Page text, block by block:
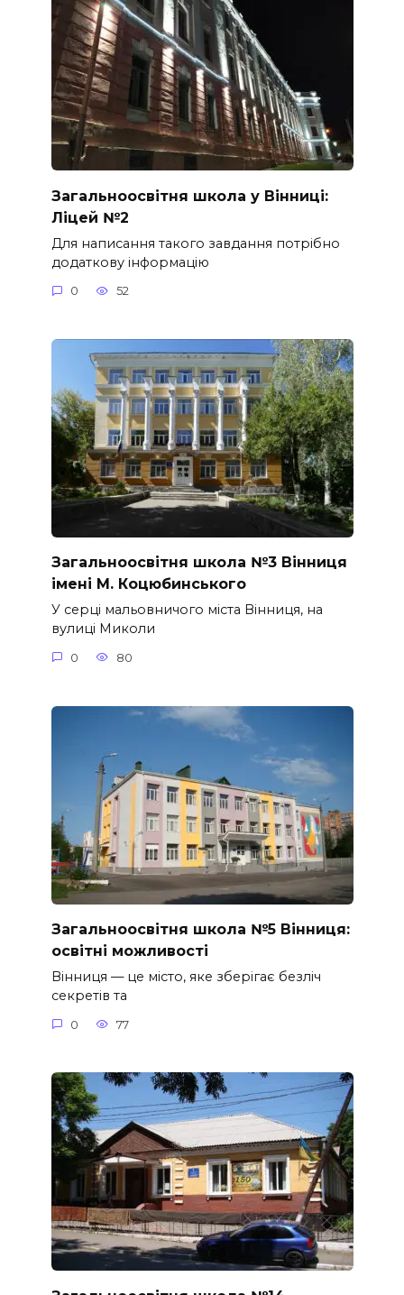
Загальноосвітня школа у Вінниці:
Ліцей №2
Для написання такого завдання потрібно
додаткову інформацію
0 52
Загальноосвітня школа №3 Вінниця
імені М. Коцюбинського
У серці мальовничого міста Вінниця, на
вулиці Миколи
0 80
Загальноосвітня школа №5 Вінниця:
освітні можливості
Вінниця — це місто, яке зберігає безліч
секретів та
0 77